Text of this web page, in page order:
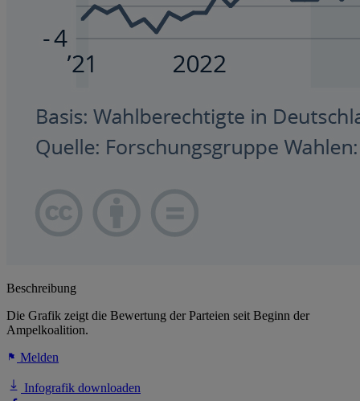
Beschreibung
Die Grafik zeigt die Bewertung der Parteien seit Beginn der
Ampelkoalition.
Melden
Infografik downloaden